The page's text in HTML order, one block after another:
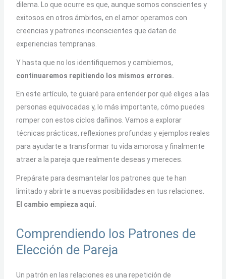
dilema. Lo que ocurre es que, aunque somos conscientes y
exitosos en otros ámbitos, en el amor operamos con
creencias y patrones inconscientes que datan de
experiencias tempranas.
Y hasta que no los identifiquemos y cambiemos,
continuaremos repitiendo los mismos errores.
En este artículo, te guiaré para entender por qué eliges a las
personas equivocadas y, lo más importante, cómo puedes
romper con estos ciclos dañinos. Vamos a explorar
técnicas prácticas, reflexiones profundas y ejemplos reales
para ayudarte a transformar tu vida amorosa y finalmente
atraer a la pareja que realmente deseas y mereces.
Prepárate para desmantelar los patrones que te han
limitado y abrirte a nuevas posibilidades en tus relaciones.
El cambio empieza aquí.
Comprendiendo los Patrones de
Elección de Pareja
Un patrón en las relaciones es una repetición de